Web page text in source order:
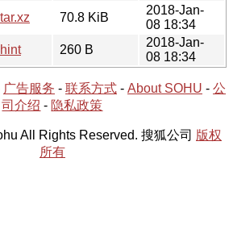
70.8 KiB
2018-Jan-
08 18:34
260 B
2018-Jan-
08 18:34
广告服务 - 联系方式 - About SOHU - 公
司介绍 - 隐私政策
All Rights Reserved. 搜狐公司 版权
所有